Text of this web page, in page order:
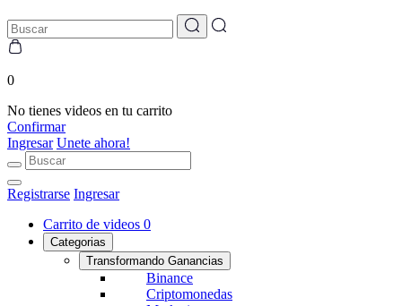
0
No tienes videos en tu carrito
Confirmar
Ingresar Unete ahora!
Registrarse Ingresar
Carrito de videos 0
Categorias
Transformando Ganancias
Binance
Criptomonedas